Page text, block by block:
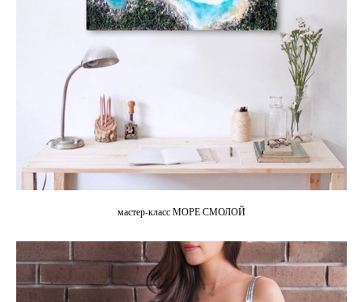
мастер-класс МОРЕ СМОЛОЙ